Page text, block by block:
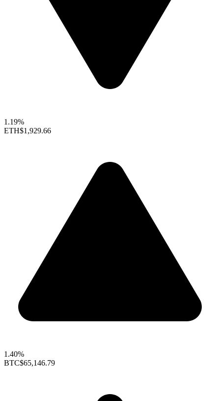
1.19%
ETH$1,929.66
1.40%
BTC$65,146.79